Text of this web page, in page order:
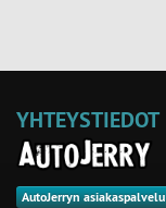
YHTEYSTIEDOT
AutoJerryn asiakaspalvelu